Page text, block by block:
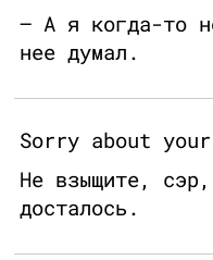
– А я когда-то
нее думал.
Sorry about
Не взыщите,
досталось.